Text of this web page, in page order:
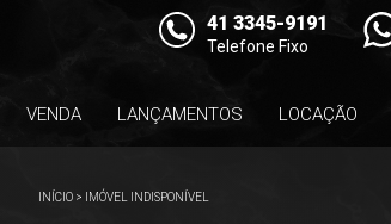
41 3345-9191
Telefone Fixo
VENDA LANÇAMENTOS LOCAÇÃO
INÍCIO> IMÓVEL INDISPONÍVEL